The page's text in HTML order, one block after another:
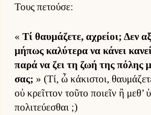
Τους πετού­σε:
«Τί θαυ­μάζετε, αχρεί­οι; Δεν
μήπως καλύτερα να κάνει
παρά να ζει τη ζωή της πόλης
σας; » (Τί, ὦ κάκιστοι,
οὐ κρεῖτ­τον τοῦτο ποιεῖν ἢ μεθ’
πολιτεύ­εσθαι ;)